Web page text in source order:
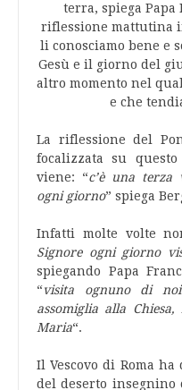
terra, spiega Papa
riflessione mattutina
li conosciamo bene e
Gesù e il giorno del
altro momento nel
e che
La riflessione del
focalizzata su
viene: “c’è una terza
ogni giorno” spiega
Infatti molte volte
Signore ogni giorno
spiegando Papa
“visita ognuno di noi
assomiglia alla
Maria“.
Il Vescovo di Roma
del deserto insegnino